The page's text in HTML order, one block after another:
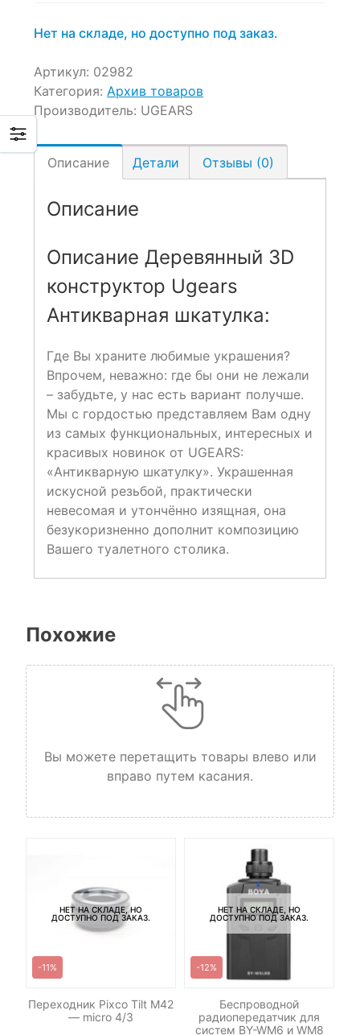
3,990 ₽.
Нет на складе, но доступно под заказ.
Артикул: 02982
Категория: Архив товаров
Производитель: UGEARS
Описание Детали Отзывы (0)
Описание
Описание Деревянный 3D
конструктор Ugears
Антикварная шкатулка:
Где Вы храните любимые украшения?
Впрочем, неважно: где бы они не лежали
– забудьте, у нас есть вариант получше.
Мы с гордостью представляем Вам одну
из самых функциональных, интересных и
красивых новинок от UGEARS:
«Антикварную шкатулку». Украшенная
искусной резьбой, практически
невесомая и утончённо изящная, она
безукоризненно дополнит композицию
Вашего туалетного столика.
Похожие
Вы можете перетащить товары влево или
вправо путем касания.
НЕТ НА СКЛАДЕ, НО
ДОСТУПНО ПОД ЗАКАЗ.
-11%
Переходник Pixco Tilt M42
— micro 4/3
НЕТ НА СКЛАДЕ, НО
ДОСТУПНО ПОД ЗАКАЗ.
-12%
Беспроводной
радиопередатчик для
систем BY-WM6 и WM8